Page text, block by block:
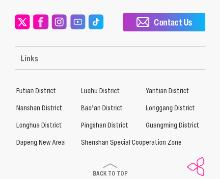
Links
Contact Us
Futian District Luohu District
Yantian District
Nanshan District
Bao’an District
Longgang District
Longhua District
Pingshan District
Guangming District
Dapeng New Area
Shenshan Special Cooperation Zone
BACK TO TOP